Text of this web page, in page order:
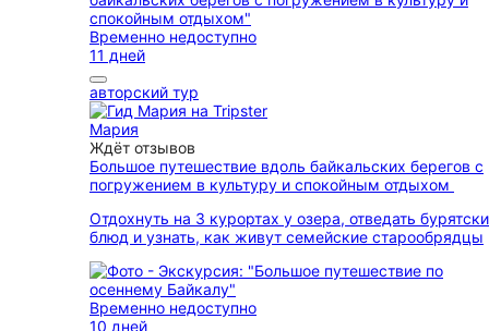
Временно недоступно
11 дней
авторский тур
Мария
Ждёт отзывов
Большое путешествие вдоль байкальских берегов с
погружением в культуру и спокойным отдыхом
Отдохнуть на 3 курортах у озера, отведать
блюд и узнать, как живут семейские старообрядцы
Временно недоступно
10 дней